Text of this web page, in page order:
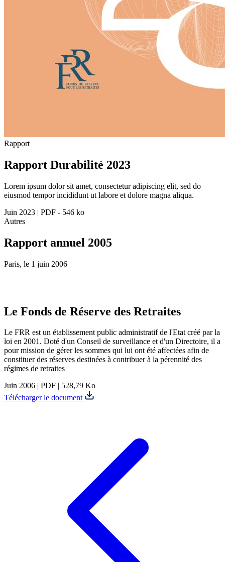
Rapport
Rapport Durabilité 2023
Lorem ipsum dolor sit amet, consectetur adipiscing elit, sed do
eiusmod tempor incididunt ut labore et dolore magna aliqua.
Juin 2023 | PDF - 546 ko
Autres
Rapport annuel 2005
Paris, le 1 juin 2006
Le Fonds de Réserve des Retraites
Le FRR est un établissement public administratif de l'Etat créé par la
loi en 2001. Doté d'un Conseil de surveillance et d'un Directoire, il a
pour mission de gérer les sommes qui lui ont été affectées afin de
constituer des réserves destinées à contribuer à la pérennité des
régimes de retraites
Juin 2006 | PDF | 528,79 Ko
Télécharger le document